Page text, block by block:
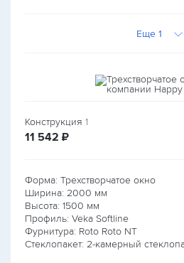
Еще 1
Конструкция 1
11 542 руб.
₽
Форма: Трехстворчатое окно
Ширина: 2000 мм
Высота: 1500 мм
Профиль: Veka Softline
Фурнитура: Roto Roto NT
Стеклопакет: 2-камерный